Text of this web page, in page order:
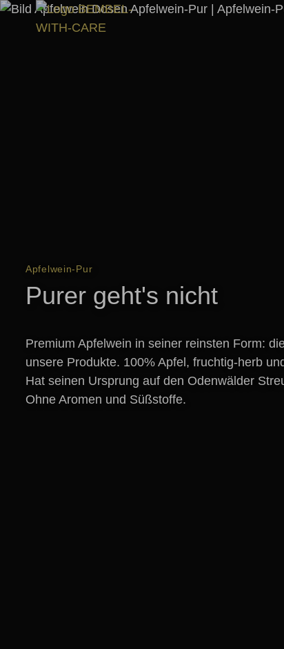
Apfelwein-Pur
Purer geht's nicht
Premium Apfelwein in seiner reinsten Form:
unsere Produkte. 100% Apfel, fruchtig-herb
Hat seinen Ursprung auf den Odenwälder
Ohne Aromen und Süßstoffe.